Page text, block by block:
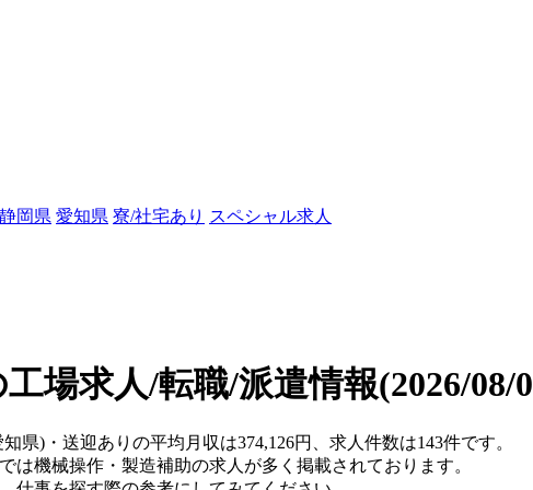
静岡県 愛知県 寮/社宅あり スペシャル求人
場求人/転職/派遣情報(2026/08/
県)・送迎ありの平均月収は374,126円、求人件数は143件です。
機械操作・製造補助の求人が多く掲載されております。